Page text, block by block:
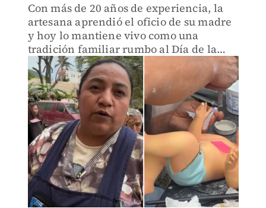
Con más de 20 años de experiencia, la
artesana aprendió el oficio de su madre
y hoy lo mantiene vivo como una
tradición familiar rumbo al Día de la
Candelaria.